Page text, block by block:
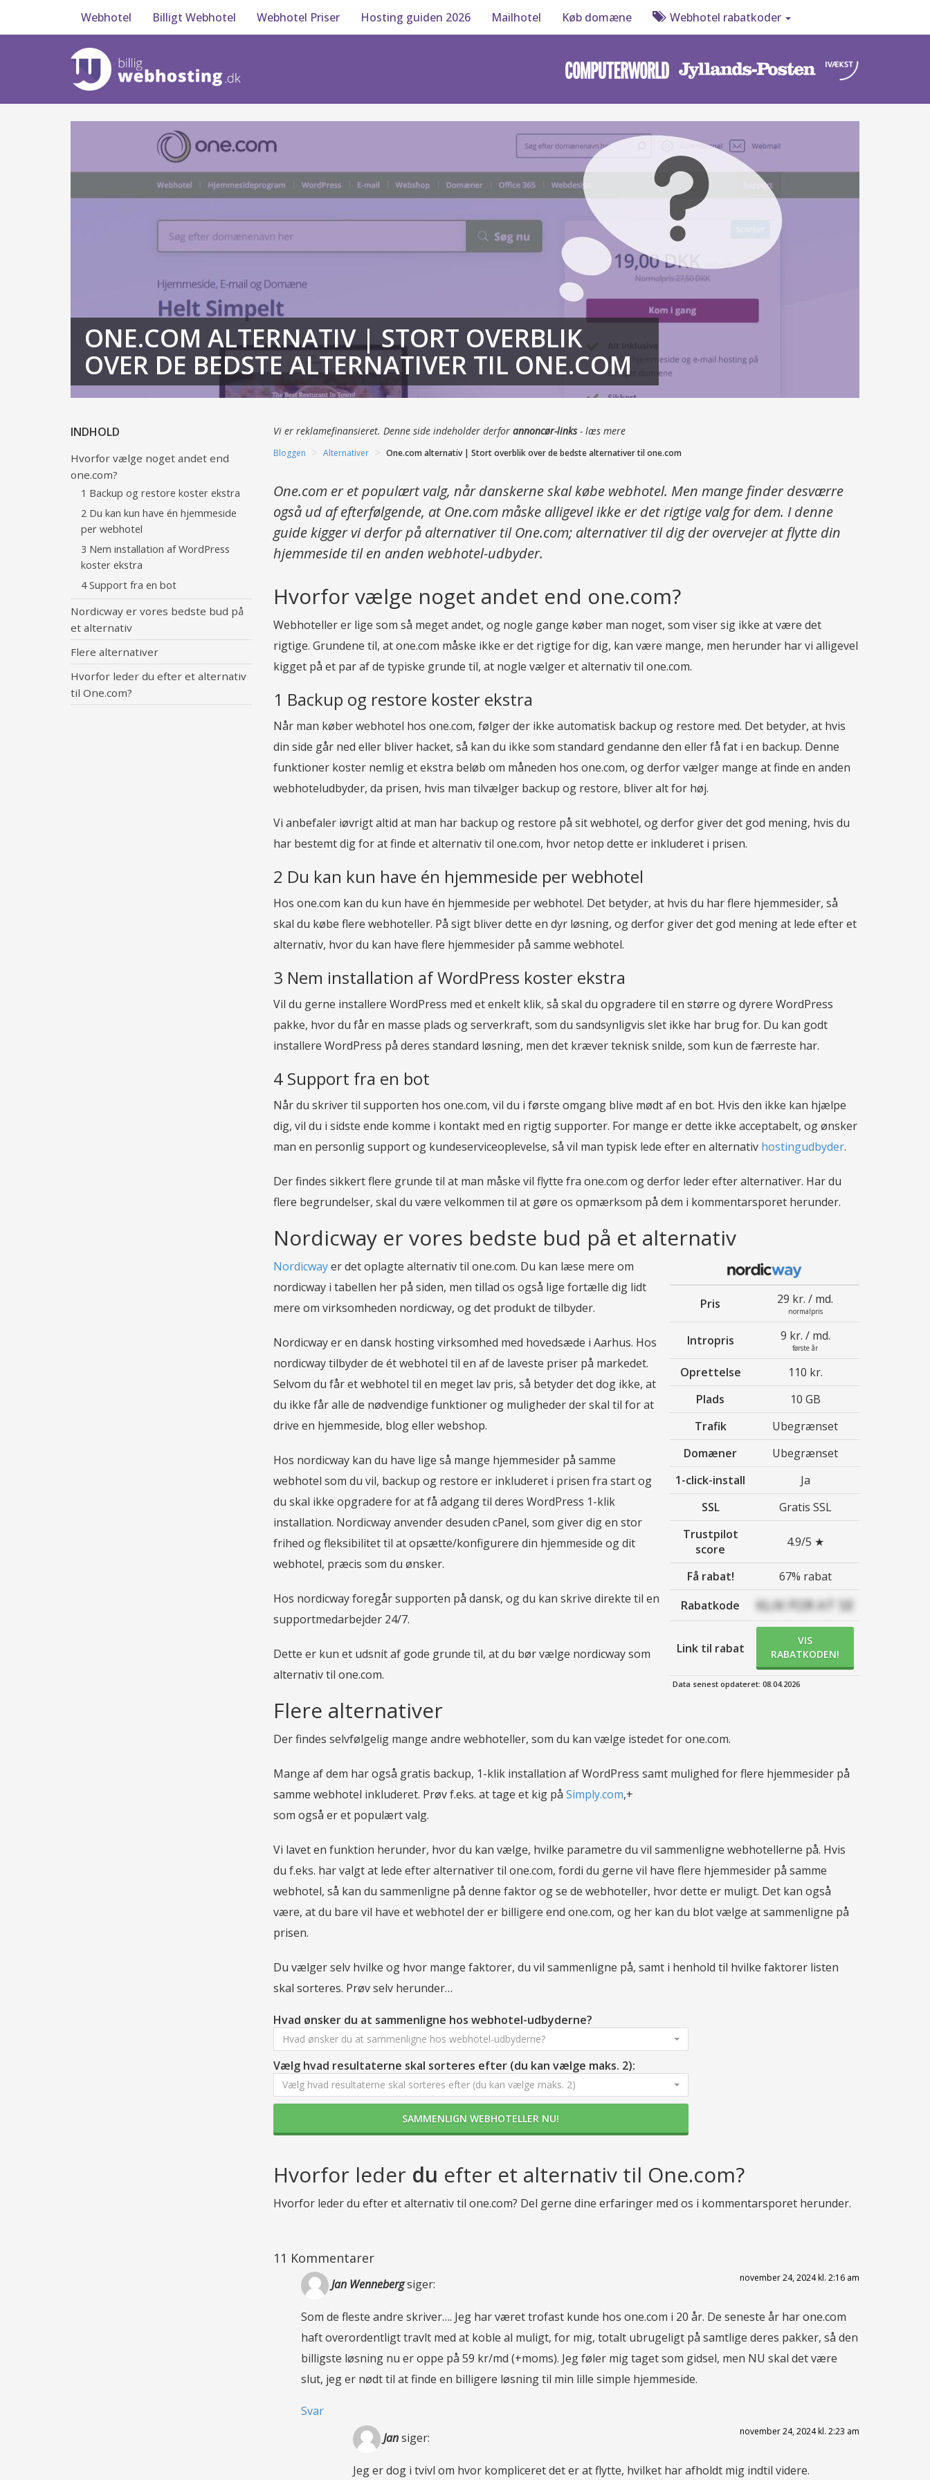
Webhotel Billigt Webhotel Webhotel Priser Hosting guiden 2026 Mailhotel Køb domæne Webhotel rabatkoder
ONE.COM ALTERNATIV | STORT OVERBLIK
OVER DE BEDSTE ALTERNATIVER TIL ONE.COM
INDHOLD
Hvorfor vælge noget andet end
one.com?
1 Backup og restore koster ekstra
2 Du kan kun have én hjemmeside
per webhotel
3 Nem installation af WordPress
koster ekstra
4 Support fra en bot
Nordicway er vores bedste bud på
et alternativ
Flere alternativer
Hvorfor leder du efter et alternativ
til One.com?
Vi er reklamefinansieret. Denne side indeholder derfor annoncør-links- læs mere
Bloggen > Alternativer > One.com alternativ | Stort overblik over de bedste alternativer til one.com
One.com er et populært valg, når danskerne skal købe webhotel. Men mange finder desværre
også ud af efterfølgende, at One.com måske alligevel ikke er det rigtige valg for dem. I denne
guide kigger vi derfor på alternativer til One.com; alternativer til dig der overvejer at flytte din
hjemmeside til en anden webhotel-udbyder.
Hvorfor vælge noget andet end one.com?
Webhoteller er lige som så meget andet, og nogle gange køber man noget, som viser sig ikke at være det
rigtige. Grundene til, at one.com måske ikke er det rigtige for dig, kan være mange, men herunder har vi alligevel
kigget på et par af de typiske grunde til, at nogle vælger et alternativ til one.com.
1 Backup og restore koster ekstra
Når man køber webhotel hos one.com, følger der ikke automatisk backup og restore med. Det betyder, at hvis
din side går ned eller bliver hacket, så kan du ikke som standard gendanne den eller få fat i en backup. Denne
funktioner koster nemlig et ekstra beløb om måneden hos one.com, og derfor vælger mange at finde en anden
webhoteludbyder, da prisen, hvis man tilvælger backup og restore, bliver alt for høj.
Vi anbefaler iøvrigt altid at man har backup og restore på sit webhotel, og derfor giver det god mening, hvis du
har bestemt dig for at finde et alternativ til one.com, hvor netop dette er inkluderet i prisen.
2 Du kan kun have én hjemmeside per webhotel
Hos one.com kan du kun have én hjemmeside per webhotel. Det betyder, at hvis du har flere hjemmesider, så
skal du købe flere webhoteller. På sigt bliver dette en dyr løsning, og derfor giver det god mening at lede efter et
alternativ, hvor du kan have flere hjemmesider på samme webhotel.
3 Nem installation af WordPress koster ekstra
Vil du gerne installere WordPress med et enkelt klik, så skal du opgradere til en større og dyrere WordPress
pakke, hvor du får en masse plads og serverkraft, som du sandsynligvis slet ikke har brug for. Du kan godt
installere WordPress på deres standard løsning, men det kræver teknisk snilde, som kun de færreste har.
4 Support fra en bot
Når du skriver til supporten hos one.com, vil du i første omgang blive mødt af en bot. Hvis den ikke kan hjælpe
dig, vil du i sidste ende komme i kontakt med en rigtig supporter. For mange er dette ikke acceptabelt, og ønsker
man en personlig support og kundeserviceoplevelse, så vil man typisk lede efter en alternativ hostingudbyder.
Der findes sikkert flere grunde til at man måske vil flytte fra one.com og derfor leder efter alternativer. Har du
flere begrundelser, skal du være velkommen til at gøre os opmærksom på dem i kommentarsporet herunder.
Nordicway er vores bedste bud på et alternativ
Pris 29 kr. / md.
normalpris
Intropris 9 kr. / md.
første år
Oprettelse
110 kr.
Plads
10 GB
Trafik
Ubegrænset
Domæner
Ubegrænset
1-click-install
Ja
SSL
Gratis SSL
Trustpilot
score
4.9/5 ★
Få rabat!
67% rabat
Rabatkode
KLIK FOR AT SE
Link til rabat
VIS
RABATKODEN!
Data senest opdateret: 08.04.2026
Nordicwayer det oplagte alternativ til one.com. Du kan læse mere om
nordicway i tabellen her på siden, men tillad os også lige fortælle dig lidt
mere om virksomheden nordicway, og det produkt de tilbyder.
Nordicway er en dansk hosting virksomhed med hovedsæde i Aarhus. Hos
nordicway tilbyder de ét webhotel til en af de laveste priser på markedet.
Selvom du får et webhotel til en meget lav pris, så betyder det dog ikke, at
du ikke får alle de nødvendige funktioner og muligheder der skal til for at
drive en hjemmeside, blog eller webshop.
Hos nordicway kan du have lige så mange hjemmesider på samme
webhotel som du vil, backup og restore er inkluderet i prisen fra start og
du skal ikke opgradere for at få adgang til deres WordPress 1-klik
installation. Nordicway anvender desuden cPanel, som giver dig en stor
frihed og fleksibilitet til at opsætte/konfigurere din hjemmeside og dit
webhotel, præcis som du ønsker.
Hos nordicway foregår supporten på dansk, og du kan skrive direkte til en
supportmedarbejder 24/7.
Dette er kun et udsnit af gode grunde til, at du bør vælge nordicway som
alternativ til one.com.
Flere alternativer
Der findes selvfølgelig mange andre webhoteller, som du kan vælge istedet for one.com.
Mange af dem har også gratis backup, 1-klik installation af WordPress samt mulighed for flere hjemmesider på
samme webhotel inkluderet. Prøv f.eks. at tage et kig på Simply.com,+
som også er et populært valg.
Vi lavet en funktion herunder, hvor du kan vælge, hvilke parametre du vil sammenligne webhotellerne på. Hvis
du f.eks. har valgt at lede efter alternativer til one.com, fordi du gerne vil have flere hjemmesider på samme
webhotel, så kan du sammenligne på denne faktor og se de webhoteller, hvor dette er muligt. Det kan også
være, at du bare vil have et webhotel der er billigere end one.com, og her kan du blot vælge at sammenligne på
prisen.
Du vælger selv hvilke og hvor mange faktorer, du vil sammenligne på, samt i henhold til hvilke faktorer listen
skal sorteres. Prøv selv herunder…
Hvad ønsker du at sammenligne hos webhotel-udbyderne?
Hvad ønsker du at sammenligne hos webhotel-udbyderne?
Vælg hvad resultaterne skal sorteres efter (du kan vælge maks. 2):
Vælg hvad resultaterne skal sorteres efter (du kan vælge maks. 2)
SAMMENLIGN WEBHOTELLER NU!
Hvorfor leder du efter et alternativ til One.com?
Hvorfor leder du efter et alternativ til one.com? Del gerne dine erfaringer med os i kommentarsporet herunder.
11 Kommentarer
Jan Wenneberg siger: november 24, 2024 kl. 2:16 am
Som de fleste andre skriver…. Jeg har været trofast kunde hos one.com i 20 år. De seneste år har one.com
haft overordentligt travlt med at koble al muligt, for mig, totalt ubrugeligt på samtlige deres pakker, så den
billigste løsning nu er oppe på 59 kr/md (+moms). Jeg føler mig taget som gidsel, men NU skal det være
slut, jeg er nødt til at finde en billigere løsning til min lille simple hjemmeside.
Svar
Jan siger: november 24, 2024 kl. 2:23 am
Jeg er dog i tvivl om hvor kompliceret det er at flytte, hvilket har afholdt mig indtil videre.